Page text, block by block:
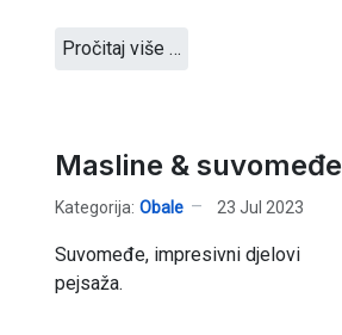
Pročitaj više …
Masline & suvomeđe
Kategorija: Obale 23 Jul 2023
Suvomeđe, impresivni djelovi
pejsaža.